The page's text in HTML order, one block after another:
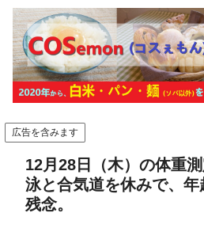
広告を含みます
12月28日（木）の体重
泳と合気道を休みで、
残念。